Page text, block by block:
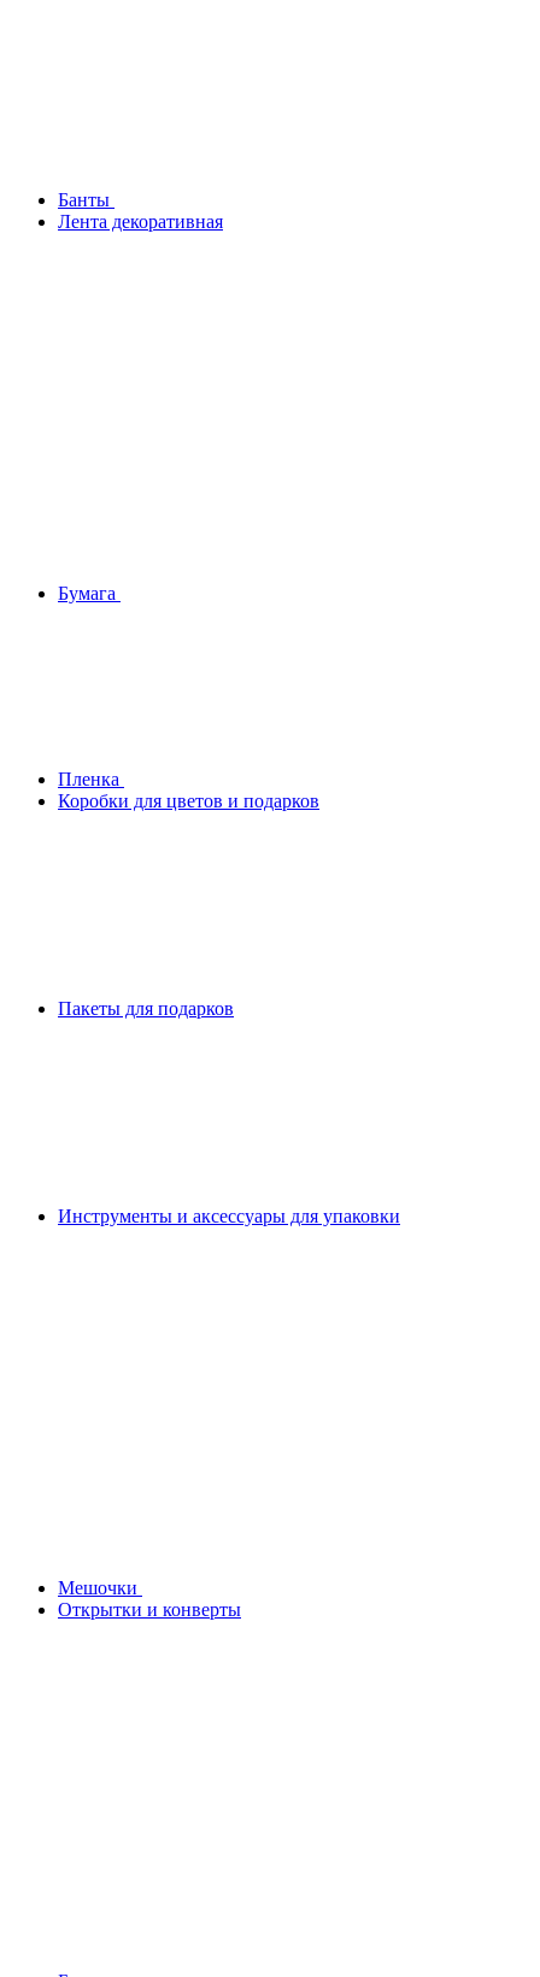
Банты
Лента декоративная
Бумага
Плeнка
Коробки для цветов и подарков
Пакеты для подарков
Инструменты и аксессуары для упаковки
Мешочки
Открытки и конверты